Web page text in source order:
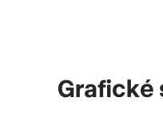
Grafické